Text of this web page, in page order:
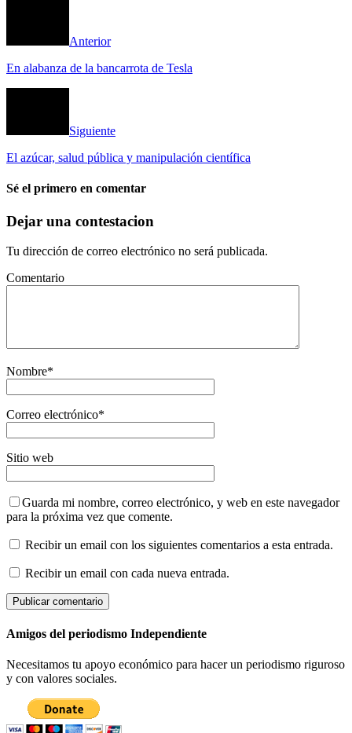
Anterior
En alabanza de la bancarrota de Tesla
Siguiente
El azúcar, salud pública y manipulación científica
Sé el primero en comentar
Dejar una contestacion
Tu dirección de correo electrónico no será publicada.
Comentario
Nombre*
Correo electrónico*
Sitio web
Guarda mi nombre, correo electrónico, y web en este navegador
para la próxima vez que comente.
Recibir un email con los siguientes comentarios a esta entrada.
Recibir un email con cada nueva entrada.
Amigos del periodismo Independiente
Necesitamos tu apoyo económico para hacer un periodismo riguroso
y con valores sociales.